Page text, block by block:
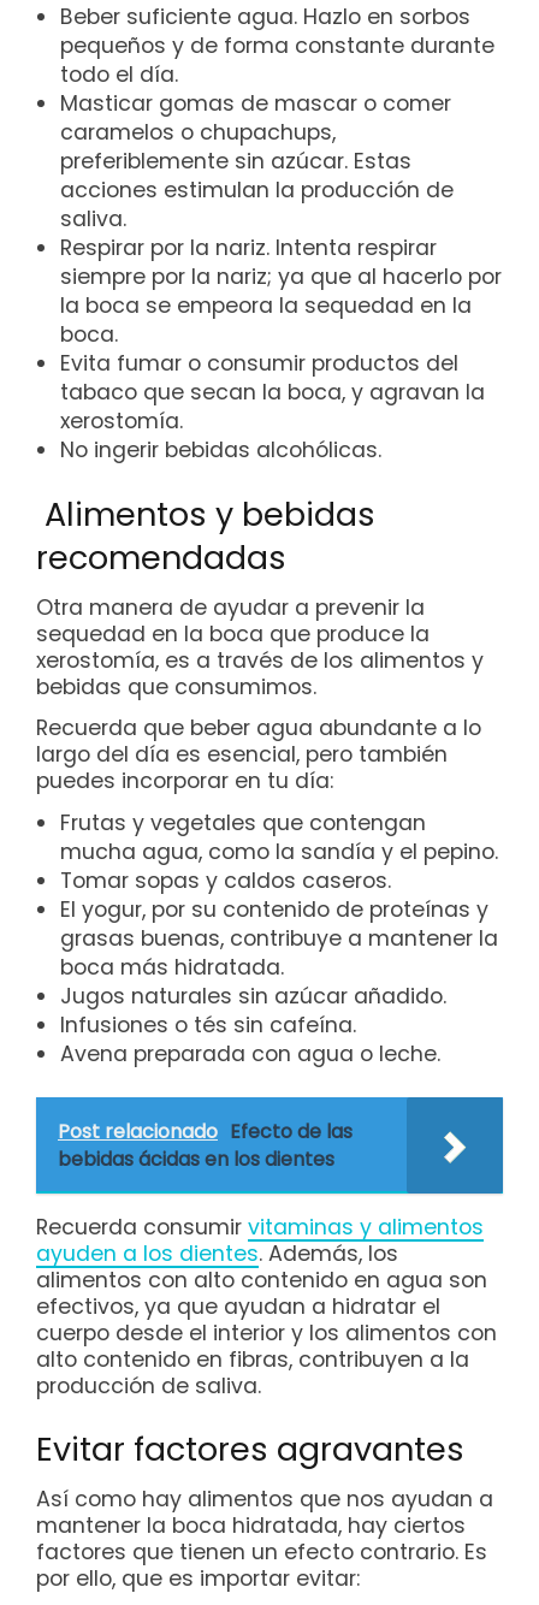
Beber suficiente agua. Hazlo en sorbos
pequeños y de forma constante durante
todo el día.
Masticar gomas de mascar o comer
caramelos o chupachups,
preferiblemente sin azúcar. Estas
acciones estimulan la producción de
saliva.
Respirar por la nariz. Intenta respirar
siempre por la nariz; ya que al hacerlo por
la boca se empeora la sequedad en la
boca.
Evita fumar o consumir productos del
tabaco que secan la boca, y agravan la
xerostomía.
No ingerir bebidas alcohólicas.
Alimentos y bebidas
recomendadas
Otra manera de ayudar a prevenir la
sequedad en la boca que produce la
xerostomía, es a través de los alimentos y
bebidas que consumimos.
Recuerda que beber agua abundante a lo
largo del día es esencial, pero también
puedes incorporar en tu día:
Frutas y vegetales que contengan
mucha agua, como la sandía y el pepino.
Tomar sopas y caldos caseros.
El yogur, por su contenido de proteínas y
grasas buenas, contribuye a mantener la
boca más hidratada.
Jugos naturales sin azúcar añadido.
Infusiones o tés sin cafeína.
Avena preparada con agua o leche.
Post relacionado Efecto de las
bebidas ácidas en los dientes
Recuerda consumir vitaminas y alimentos
ayuden a los dientes. Además, los
alimentos con alto contenido en agua son
efectivos, ya que ayudan a hidratar el
cuerpo desde el interior y los alimentos con
alto contenido en fibras, contribuyen a la
producción de saliva.
Evitar factores agravantes
Así como hay alimentos que nos ayudan a
mantener la boca hidratada, hay ciertos
factores que tienen un efecto contrario. Es
por ello, que es importar evitar: